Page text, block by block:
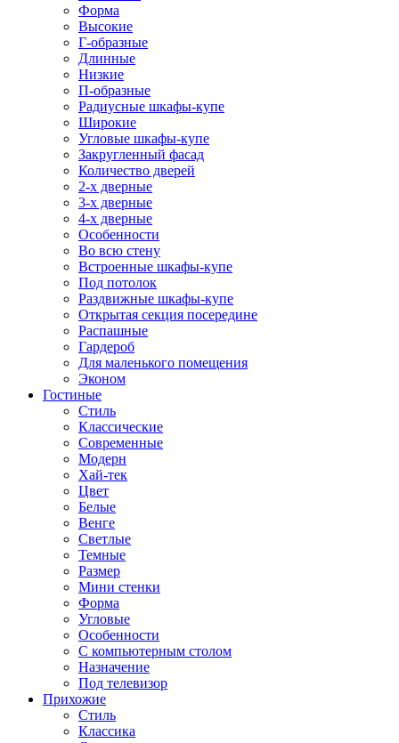
Форма
Высокие
Г-образные
Длинные
Низкие
П-образные
Радиусные шкафы-купе
Широкие
Угловые шкафы-купе
Закругленный фасад
Количество дверей
2-х дверные
3-х дверные
4-х дверные
Особенности
Во всю стену
Встроенные шкафы-купе
Под потолок
Раздвижные шкафы-купе
Открытая секция посередине
Распашные
Гардероб
Для маленького помещения
Эконом
Гостиные
Стиль
Классические
Современные
Модерн
Хай-тек
Цвет
Белые
Венге
Светлые
Темные
Размер
Мини стенки
Форма
Угловые
Особенности
С компьютерным столом
Назначение
Под телевизор
Прихожие
Стиль
Классика